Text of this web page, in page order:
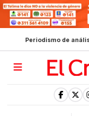
Periodismo de